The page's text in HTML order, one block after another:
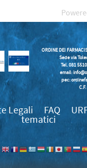
ORDINE DEI
Sede via
Tel. 081
email:
pec:
Legali FAQ
tematici